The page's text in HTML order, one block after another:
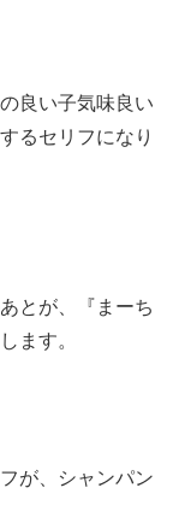
良い子気味良い
るセリフになり
とが、『まーち
ます。
が、シャンパン